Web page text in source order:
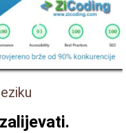
zalijevati.